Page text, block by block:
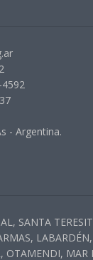
- Argentina.
SANTA
OTAMENDI, MAR